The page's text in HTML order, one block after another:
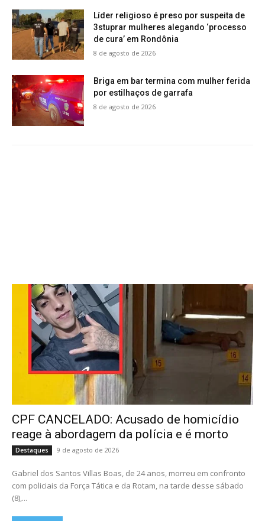
Líder religioso é preso por suspeita de
3stuprar mulheres alegando ‘processo
de cura’ em Rondônia
8 de agosto de 2026
Briga em bar termina com mulher ferida
por estilhaços de garrafa
8 de agosto de 2026
CPF CANCELADO: Acusado de homicídio
reage à abordagem da polícia e é morto
Destaques 9 de agosto de 2026
Gabriel dos Santos Villas Boas, de 24 anos, morreu em confronto
com policiais da Força Tática e da Rotam, na tarde desse sábado
(8),...